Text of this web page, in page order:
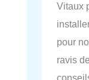
Vitaux
pour
ravis